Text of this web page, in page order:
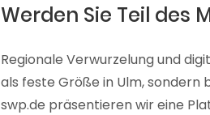
Werden Sie Teil des
Regionale Verwurzelung und
als feste Größe in Ulm, sondern
swp.de präsentieren wir eine